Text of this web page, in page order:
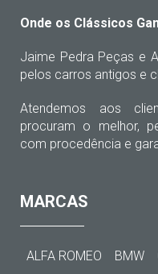
Onde os Clássicos
Jaime Pedra Peças e
pelos carros antigos e
Atendemos aos
procuram o melhor,
com procedência e
MARCAS
ALFA ROMEO BMW